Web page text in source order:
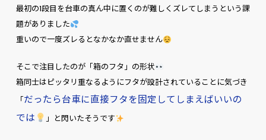
最初の1段目を台車の真ん中に置くのが難しくズレてしまうという課
題がありました
重いので一度ズレるとなかなか直せません
そこで注目したのが「箱のフタ」の形状
箱同士はピッタリ重なるようにフタが設計されていることに気づき
「だったら台車に直接フタを固定してしまえばいいの
では
」と閃いたそうです